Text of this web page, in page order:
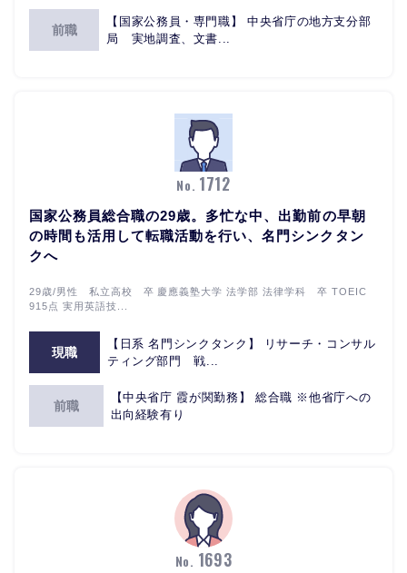
前職
【国家公務員・専門職】 中央省庁の地方支分部
局 実地調査、文書...
No. 1712
国家公務員総合職の29歳。多忙な中、出勤前の早朝
の時間も活用して転職活動を行い、名門シンクタン
クへ
29歳/男性 私立高校 卒 慶應義塾大学 法学部 法律学科 卒 TOEIC
915点 実用英語技...
現職
【日系 名門シンクタンク】 リサーチ・コンサル
ティング部門 戦...
前職
【中央省庁 霞が関勤務】 総合職 ※他省庁への
出向経験有り
No. 1693